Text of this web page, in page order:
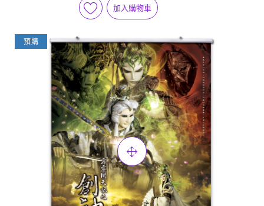
加入購物車
預購